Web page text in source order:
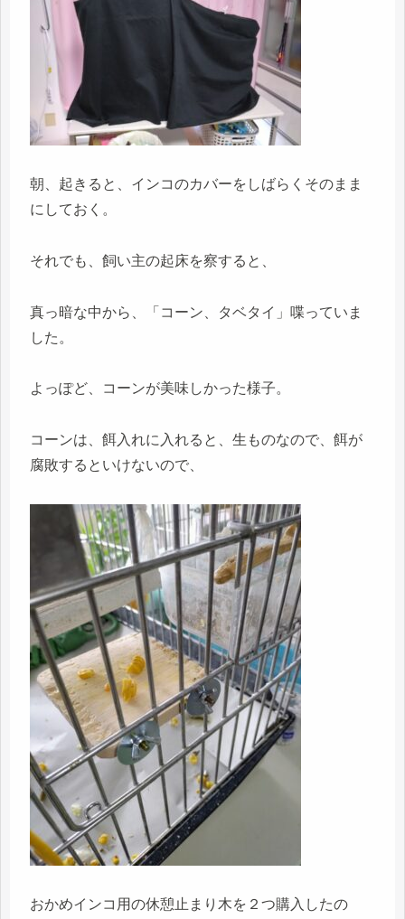
朝、起きると、インコのカバーをしばらくそのまま
にしておく。
それでも、飼い主の起床を察すると、
真っ暗な中から、「コーン、タベタイ」喋っていま
した。
よっぽど、コーンが美味しかった様子。
コーンは、餌入れに入れると、生ものなので、餌が
腐敗するといけないので、
おかめインコ用の休憩止まり木を２つ購入したの